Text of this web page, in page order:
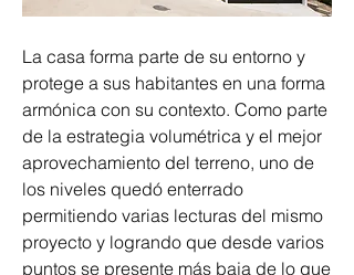
La casa forma parte de su entorno y
protege a sus habitantes en una forma
armónica con su contexto. Como parte
de la estrategia volumétrica y el mejor
aprovechamiento del terreno, uno de
los niveles quedó enterrado
permitiendo varias lecturas del mismo
proyecto y logrando que desde varios
puntos se presente más baja de lo que